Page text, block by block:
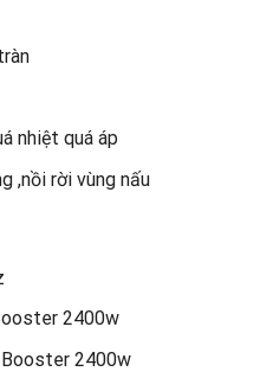
nhiệt quá áp
,nồi rời vùng nấu
2400w
2400w